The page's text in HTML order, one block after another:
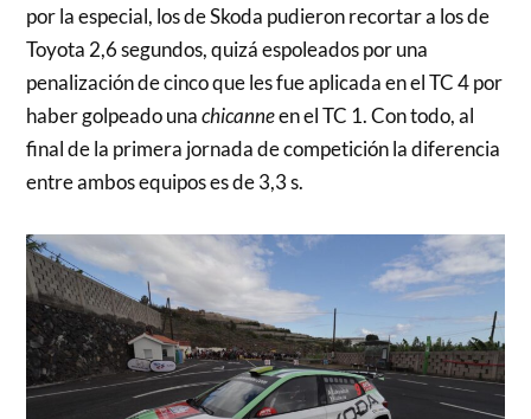
por la especial, los de Skoda pudieron recortar a los de
Toyota 2,6 segundos, quizá espoleados por una
penalización de cinco que les fue aplicada en el TC 4 por
haber golpeado unachicanneen el TC 1. Con todo, al
final de la primera jornada de competición la diferencia
entre ambos equipos es de 3,3 s.